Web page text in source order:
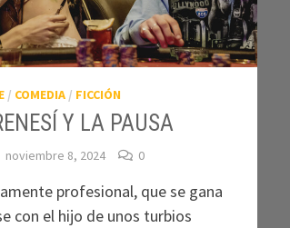
/ COMEDIA / FICCIÓN
Y LA PAUSA
noviembre 8, 2024 0
profesional, que se gana
con el hijo de unos turbios